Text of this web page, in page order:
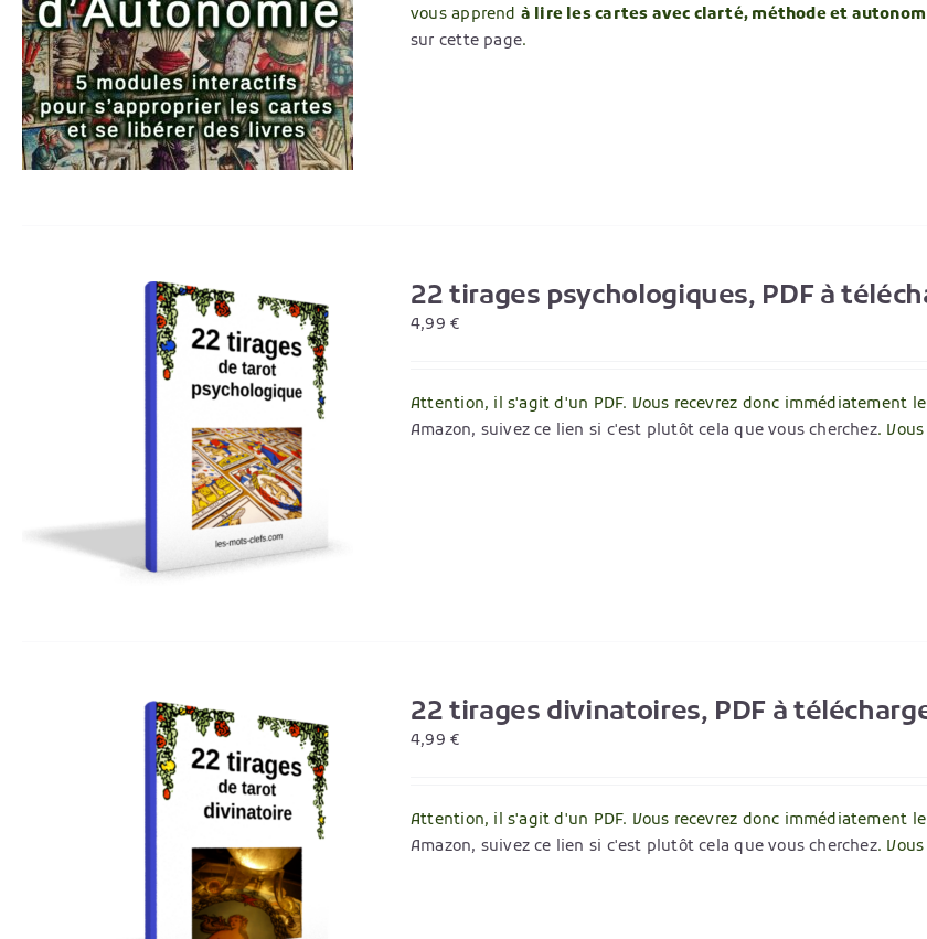
vous apprend à lire les cartes avec clarté, méthode et
sur cette page.
22 tirages psychologiques, PDF à
4,99€
Attention, il s'agit d'un PDF. Vous recevrez donc immédiatement
Amazon, suivez ce lien si c'est plutôt cela que vous cherchez.
22 tirages divinatoires, PDF à
4,99€
Attention, il s'agit d'un PDF. Vous recevrez donc immédiatement
Amazon, suivez ce lien si c'est plutôt cela que vous cherchez.